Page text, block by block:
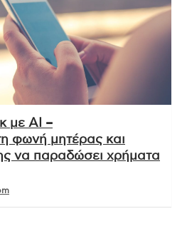
με AI –
φωνή μητέρας και
να παραδώσει χρήματα